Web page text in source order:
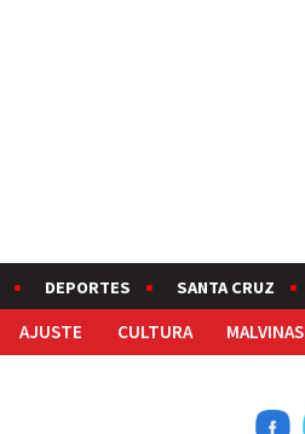
DEPORTES SANTA CRUZ
AJUSTE CULTURA MALVINAS